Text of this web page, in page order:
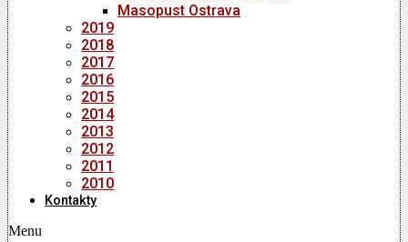
Masopust Ostrava
2019
2018
2017
2016
2015
2014
2013
2012
2011
2010
Kontakty
Menu